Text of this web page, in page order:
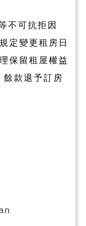
不可抗拒因
定變更租房日
保留租屋權益
餘款退予訂房